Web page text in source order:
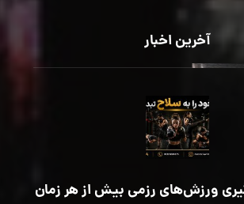
آخرین اخبار
ورزش‌های رزمی بیش از هر زمان